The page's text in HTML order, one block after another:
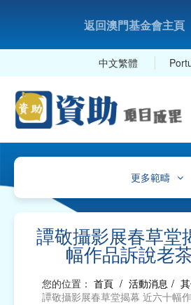
返回澳門基金會主頁
中文繁體
更多範疇
文化、體育及康樂
教育及研究
社會服務
譚敬攝影展春草堂
幅作品訴說老
您的位置： 首頁 / 活動消息 /
譚敬攝影展春草堂揭幕 近六十幅